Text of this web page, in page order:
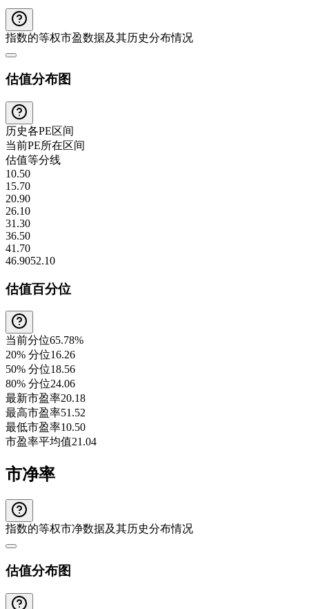
指数的等权市盈数据及其历史分布情况
估值分布图
历史各PE区间
当前PE所在区间
估值等分线
10.50
15.70
20.90
26.10
31.30
36.50
41.70
46.9052.10
估值百分位
当前分位65.78%
20% 分位16.26
50% 分位18.56
80% 分位24.06
最新市盈率20.18
最高市盈率51.52
最低市盈率10.50
市盈率平均值21.04
市净率
指数的等权市净数据及其历史分布情况
估值分布图